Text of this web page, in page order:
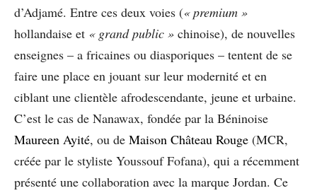
d’Adjamé. Entre ces deux voies (« premium »
hollandaise et « grand public » chinoise), de nouvelles
enseignes – a fricaines ou diasporiques – tentent de se
faire une place en jouant sur leur modernité et en
ciblant une clientèle afrodescendante, jeune et urbaine.
C’est le cas de Nanawax, fondée par la Béninoise
Maureen Ayité, ou de Maison Château Rouge (MCR,
créée par le styliste Youssouf Fofana), qui a récemment
présenté une collaboration avec la marque Jordan. Ce